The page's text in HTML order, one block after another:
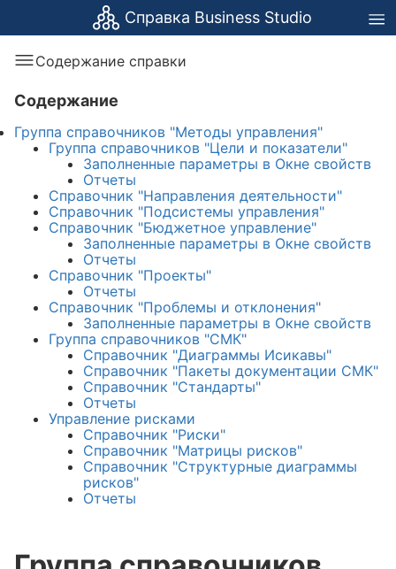
Справка Business Studio
Содержание справки
Содержание
Группа справочников "Методы управления"
Группа справочников "Цели и показатели"
Заполненные параметры в Окне свойств
Отчеты
Справочник "Направления деятельности"
Справочник "Подсистемы управления"
Справочник "Бюджетное управление"
Заполненные параметры в Окне свойств
Отчеты
Справочник "Проекты"
Отчеты
Справочник "Проблемы и отклонения"
Заполненные параметры в Окне свойств
Группа справочников "СМК"
Справочник "Диаграммы Исикавы"
Справочник "Пакеты документации СМК"
Справочник "Стандарты"
Отчеты
Управление рисками
Справочник "Риски"
Справочник "Матрицы рисков"
Справочник "Структурные диаграммы
рисков"
Отчеты